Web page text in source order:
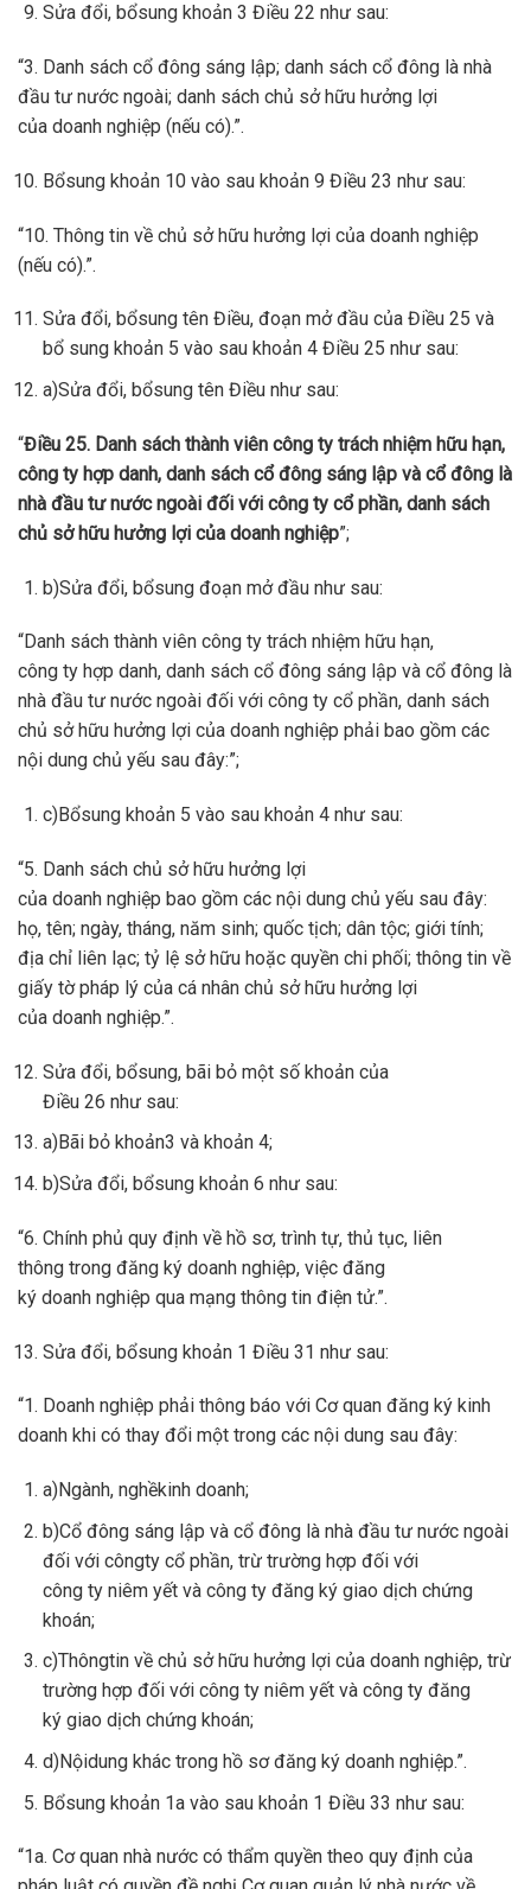
Sửa đổi, bổsung khoản 3 Điều 22 như sau:
“3. Danh sách cổ đông sáng lập; danh sách cổ đông là nhà
đầu tư nước ngoài; danh sách chủ sở hữu hưởng lợi
của doanh nghiệp (nếu có).”.
Bổsung khoản 10 vào sau khoản 9 Điều 23 như sau:
“10. Thông tin về chủ sở hữu hưởng lợi của doanh nghiệp
(nếu có).”.
Sửa đổi, bổsung tên Điều, đoạn mở đầu của Điều 25 và
bổ sung khoản 5 vào sau khoản 4 Điều 25 như sau:
a)Sửa đổi, bổsung tên Điều như sau:
“Điều 25. Danh sách thành viên công ty trách nhiệm hữu hạn,
công ty hợp danh, danh sách cổ đông sáng lập và cổ đông là
nhà đầu tư nước ngoài đối với công ty cổ phần, danh sách
chủ sở hữu hưởng lợi của doanh nghiệp”;
b)Sửa đổi, bổsung đoạn mở đầu như sau:
“Danh sách thành viên công ty trách nhiệm hữu hạn,
công ty hợp danh, danh sách cổ đông sáng lập và cổ đông là
nhà đầu tư nước ngoài đối với công ty cổ phần, danh sách
chủ sở hữu hưởng lợi của doanh nghiệp phải bao gồm các
nội dung chủ yếu sau đây:”;
c)Bổsung khoản 5 vào sau khoản 4 như sau:
“5. Danh sách chủ sở hữu hưởng lợi
của doanh nghiệp bao gồm các nội dung chủ yếu sau đây:
họ, tên; ngày, tháng, năm sinh; quốc tịch; dân tộc; giới tính;
địa chỉ liên lạc; tỷ lệ sở hữu hoặc quyền chi phối; thông tin về
giấy tờ pháp lý của cá nhân chủ sở hữu hưởng lợi
của doanh nghiệp.”.
Sửa đổi, bổsung, bãi bỏ một số khoản của
Điều 26 như sau:
a)Bãi bỏ khoản3 và khoản 4;
b)Sửa đổi, bổsung khoản 6 như sau:
“6. Chính phủ quy định về hồ sơ, trình tự, thủ tục, liên
thông trong đăng ký doanh nghiệp, việc đăng
ký doanh nghiệp qua mạng thông tin điện tử.”.
Sửa đổi, bổsung khoản 1 Điều 31 như sau:
“1. Doanh nghiệp phải thông báo với Cơ quan đăng ký kinh
doanh khi có thay đổi một trong các nội dung sau đây:
a)Ngành, nghềkinh doanh;
b)Cổ đông sáng lập và cổ đông là nhà đầu tư nước ngoài
đối với côngty cổ phần, trừ trường hợp đối với
công ty niêm yết và công ty đăng ký giao dịch chứng
khoán;
c)Thôngtin về chủ sở hữu hưởng lợi của doanh nghiệp, trừ
trường hợp đối với công ty niêm yết và công ty đăng
ký giao dịch chứng khoán;
d)Nộidung khác trong hồ sơ đăng ký doanh nghiệp.”.
Bổsung khoản 1a vào sau khoản 1 Điều 33 như sau:
“1a. Cơ quan nhà nước có thẩm quyền theo quy định của